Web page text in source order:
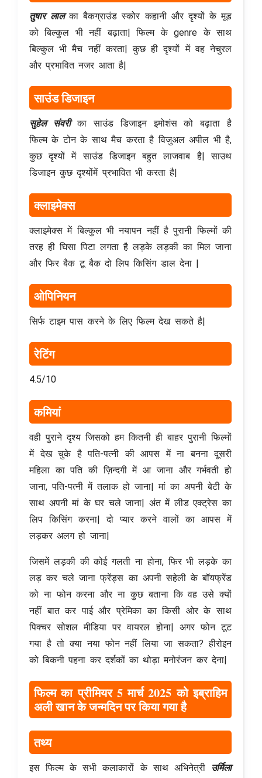
तुषार लालका बैकग्राउंड स्कोर कहानी और दृश्यों के मूड
को बिल्कुल भी नहीं बढ़ाता| फिल्म के genre के साथ
बिल्कुल भी मैच नहीं करता| कुछ ही दृश्यों में वह नेचुरल
और प्रभावित नजर आता है|
साउंड डिजाइन
सुहेल संवरीका साउंड डिजाइन इमोशंस को बढ़ाता है
फिल्म के टोन के साथ मैच करता है विजुअल अपील भी है,
कुछ दृश्यों में साउंड डिजाइन बहुत लाजवाब है| साउथ
डिजाइन कुछ दृश्योंमें प्रभावित भी करता है|
क्लाइमेक्स
क्लाइमेक्स में बिल्कुल भी नयापन नहीं है पुरानी फिल्मों की
तरह ही घिसा पिटा लगता है लड़के लड़की का मिल जाना
और फिर बैक टू बैक दो लिप किसिंग डाल देना |
ओपिनियन
सिर्फ टाइम पास करने के लिए फिल्म देख सकते है|
रेटिंग
4.5/10
कमियां
वही पुराने दृश्य जिसको हम कितनी ही बाहर पुरानी फिल्मों
में देख चुके है पति-पत्नी की आपस में ना बनना दूसरी
महिला का पति की ज़िन्दगी में आ जाना और गर्भवती हो
जाना, पति-पत्नी में तलाक हो जाना| मां का अपनी बेटी के
साथ अपनी मां के घर चले जाना| अंत में लीड एक्ट्रेस का
लिप किसिंग करना| दो प्यार करने वालों का आपस में
लड़कर अलग हो जाना|
जिसमें लड़की की कोई गलती ना होना, फिर भी लड़के का
लड़ कर चले जाना फ्रेंड्स का अपनी सहेली के बॉयफ्रेंड
को ना फोन करना और ना कुछ बताना कि वह उसे क्यों
नहीं बात कर पाई और प्रेमिका का किसी ओर के साथ
पिक्चर सोशल मीडिया पर वायरल होना| अगर फोन टूट
गया है तो क्या नया फोन नहीं लिया जा सकता? हीरोइन
को बिकनी पहना कर दर्शकों का थोड़ा मनोरंजन कर देना|
फिल्म का प्रीमियर 5 मार्च 2025 को इब्राहिम
अली खान के जन्मदिन पर किया गया है
तथ्य
इस फिल्म के सभी कलाकारों के साथ अभिनेत्री
उर्मिला